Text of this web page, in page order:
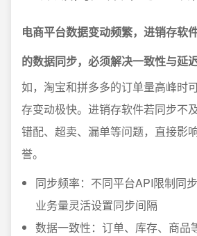
电商平台数据变动频繁，进销存软
的数据同步，必须解决一致性与延
如，淘宝和拼多多的订单量高峰时
存变动极快。进销存软件若同步不
错配、超卖、漏单等问题，直接影
誉。
同步频率：不同平台API限制同
业务量灵活设置同步间隔
数据一致性：订单、库存、商品